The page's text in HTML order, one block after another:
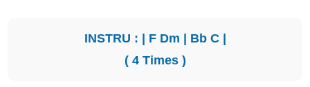
INSTRU : | F Dm | Bb C|
( 4 Times )